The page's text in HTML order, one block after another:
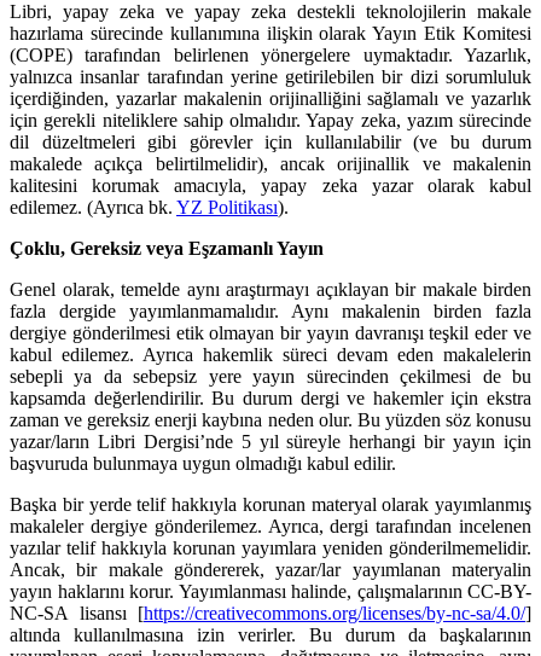
Libri, yapay zeka ve yapay zeka destekli teknolojilerin makale
hazırlama sürecinde kullanımına ilişkin olarak Yayın Etik Komitesi
(COPE) tarafından belirlenen yönergelere uymaktadır. Yazarlık,
yalnızca insanlar tarafından yerine getirilebilen bir dizi sorumluluk
içerdiğinden, yazarlar makalenin orijinalliğini sağlamalı ve yazarlık
için gerekli niteliklere sahip olmalıdır. Yapay zeka, yazım sürecinde
dil düzeltmeleri gibi görevler için kullanılabilir (ve bu durum
makalede açıkça belirtilmelidir), ancak orijinallik ve makalenin
kalitesini korumak amacıyla, yapay zeka yazar olarak kabul
edilemez. (Ayrıca bk. YZ Politikası).
Çoklu, Gereksiz veya Eşzamanlı Yayın
Genel olarak, temelde aynı araştırmayı açıklayan bir makale birden
fazla dergide yayımlanmamalıdır. Aynı makalenin birden fazla
dergiye gönderilmesi etik olmayan bir yayın davranışı teşkil eder ve
kabul edilemez. Ayrıca hakemlik süreci devam eden makalelerin
sebepli ya da sebepsiz yere yayın sürecinden çekilmesi de bu
kapsamda değerlendirilir. Bu durum dergi ve hakemler için ekstra
zaman ve gereksiz enerji kaybına neden olur. Bu yüzden söz konusu
yazar/ların Libri Dergisi’nde 5 yıl süreyle herhangi bir yayın için
başvuruda bulunmaya uygun olmadığı kabul edilir.
Başka bir yerde telif hakkıyla korunan materyal olarak yayımlanmış
makaleler dergiye gönderilemez. Ayrıca, dergi tarafından incelenen
yazılar telif hakkıyla korunan yayımlara yeniden gönderilmemelidir.
Ancak, bir makale göndererek, yazar/lar yayımlanan materyalin
yayın haklarını korur. Yayımlanması halinde, çalışmalarının CC-BY-
NC-SA lisansı [https://creativecommons.org/licenses/by-nc-sa/4.0/]
altında kullanılmasına izin verirler. Bu durum da başkalarının